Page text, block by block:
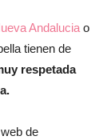
Andalucia o
tienen de
respetada
de